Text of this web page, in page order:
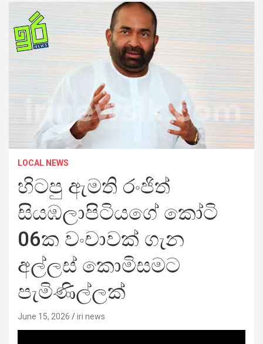
LOCAL NEWS
හිටපු ඇමති රංජිත්
සියඹලාපිටියගේ කෝටි
06ක වංචාවක් ගැන
අල්ලස් කොමිසමට
පැමිණිල්ලක්
June 15, 2026 iri news